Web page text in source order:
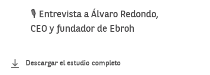
🎙️ Entrevista a Álvaro Redondo,
CEO y fundador de Ebroh
Descargar el estudio completo